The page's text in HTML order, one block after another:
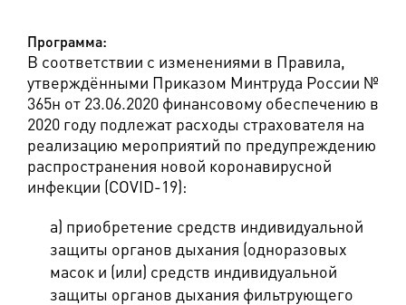
Программа:
В соответствии с изменениями в Правила,
утверждёнными Приказом Минтруда России №
365н от 23.06.2020 финансовому обеспечению в
2020 году подлежат расходы страхователя на
реализацию мероприятий по предупреждению
распространения новой коронавирусной
инфекции (COVID-19):
а) приобретение средств индивидуальной
защиты органов дыхания (одноразовых
масок и (или) средств индивидуальной
защиты органов дыхания фильтрующего